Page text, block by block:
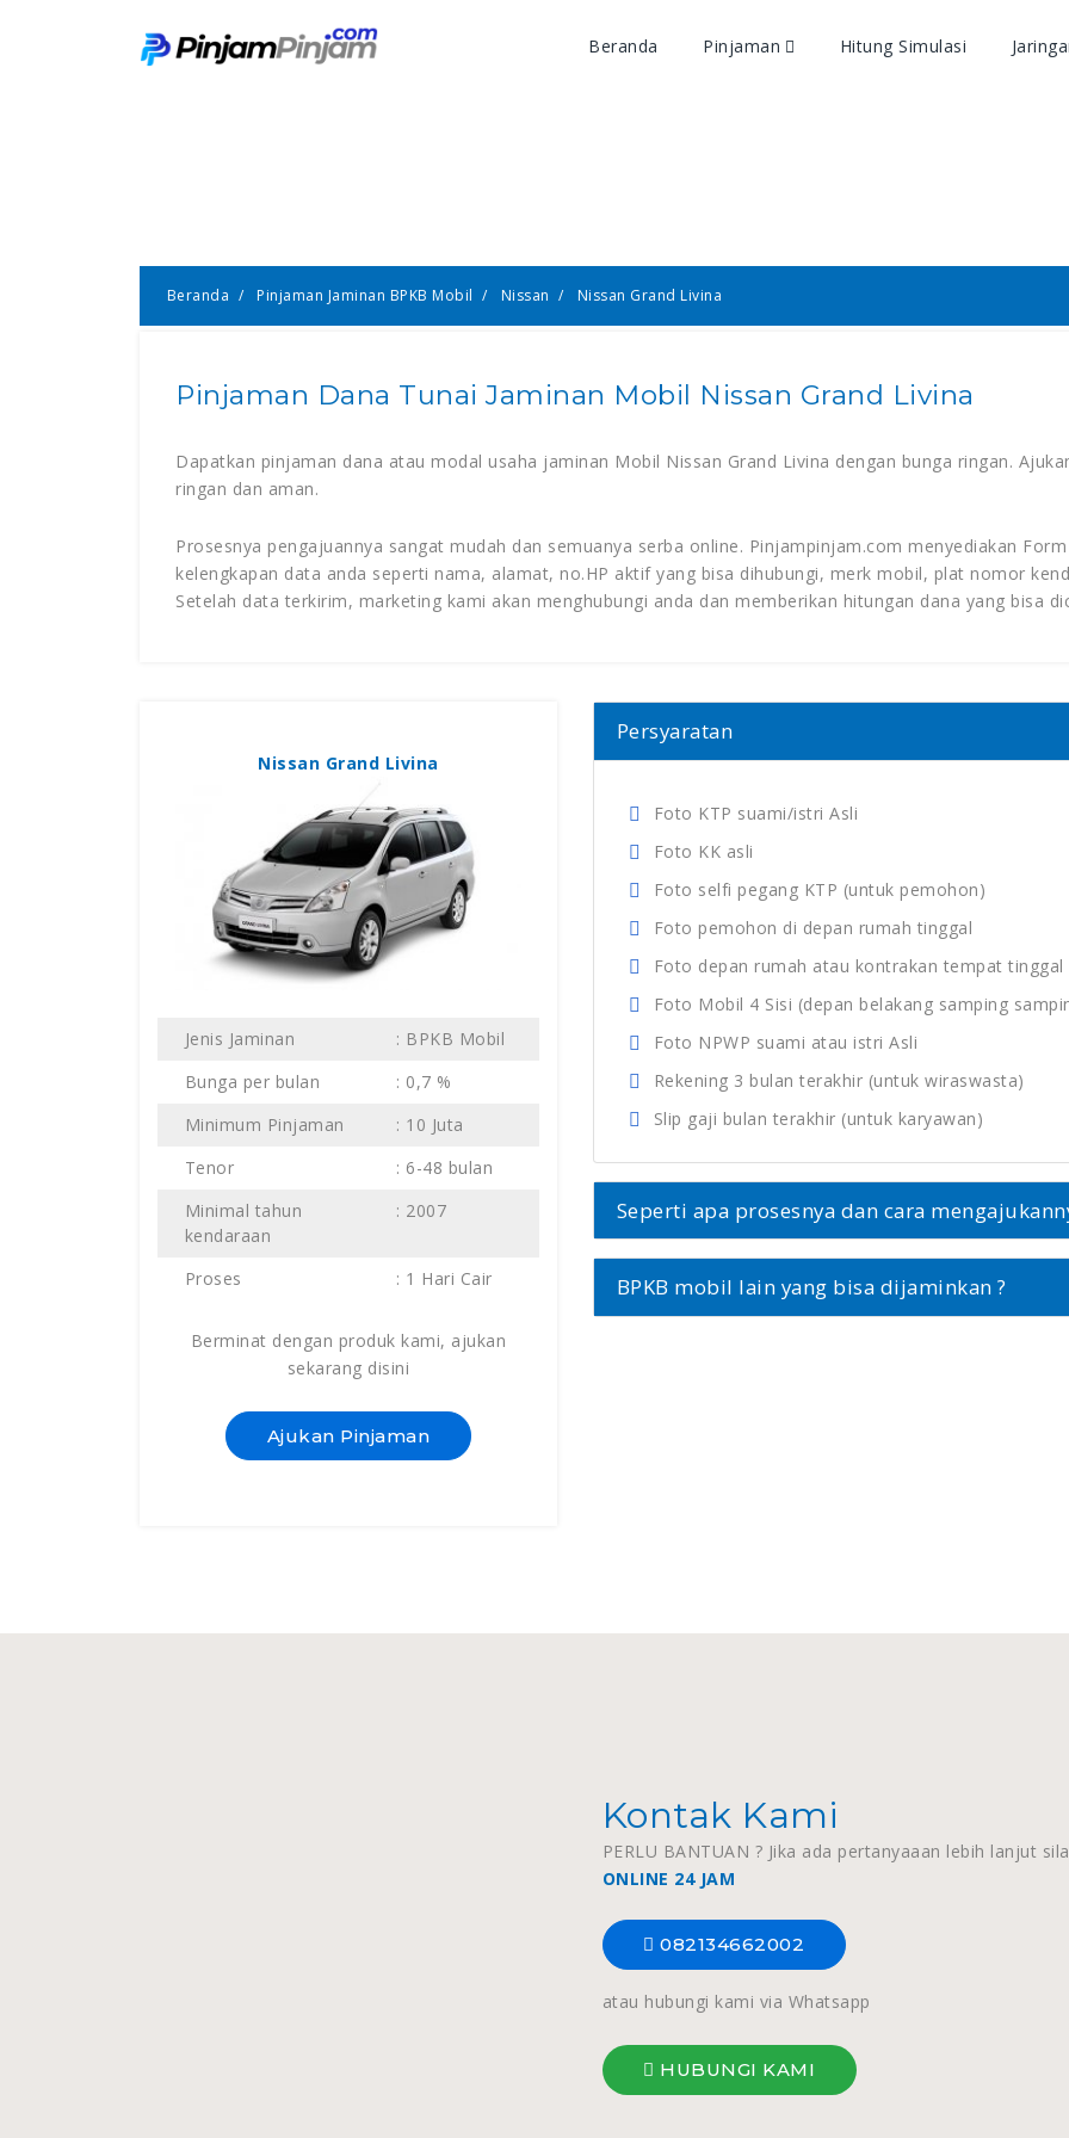
Beranda Pinjaman Hitung Simulasi
Beranda Pinjaman Jaminan BPKB Mobil Nissan Nissan Grand Livina
Pinjaman Dana Tunai Jaminan Mobil Nissan Grand Livina
Dapatkan pinjaman dana atau modal usaha jaminan Mobil Nissan Grand Livina dengan bunga ringan.
ringan dan aman.
Prosesnya pengajuannya sangat mudah dan semuanya serba online. Pinjampinjam.com menyediakan
kelengkapan data anda seperti nama, alamat, no.HP aktif yang bisa dihubungi, merk mobil, plat nomor
Setelah data terkirim, marketing kami akan menghubungi anda dan memberikan hitungan dana yang bisa
Nissan Grand Livina
Jenis Jaminan
: BPKB Mobil
Bunga per bulan
: 0,7 %
Minimum Pinjaman
: 10 Juta
Tenor
: 6-48 bulan
Minimal tahun
kendaraan
: 2007
Proses : 1 Hari Cair
Berminat dengan produk kami, ajukan
sekarang disini
Ajukan Pinjaman
Persyaratan
Foto KTP suami/istri Asli
Foto KK asli
Foto selfi pegang KTP (untuk pemohon)
Foto pemohon di depan rumah tinggal
Foto depan rumah atau kontrakan tempat tinggal
Foto Mobil 4 Sisi (depan belakang samping
Foto NPWP suami atau istri Asli
Rekening 3 bulan terakhir (untuk wiraswasta)
Slip gaji bulan terakhir (untuk karyawan)
Seperti apa prosesnya dan cara
BPKB mobil lain yang bisa dijaminkan ?
Kontak Kami
PERLU BANTUAN ? Jika ada pertanyaaan lebih lanjut
ONLINE 24 JAM
082134662002
atau hubungi kami via Whatsapp
HUBUNGI KAMI